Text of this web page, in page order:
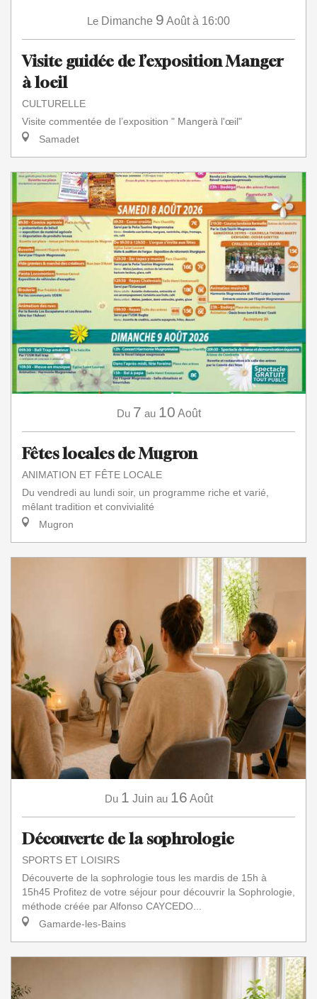
Le Dimanche 9 Août à 16:00
Visite guidée de l’exposition Manger
à loeil
CULTURELLE
Visite commentée de l’exposition " Mangerà l'œil"
Samadet
Du 7 au 10 Août
Fêtes locales de Mugron
ANIMATION ET FÊTE LOCALE
Du vendredi au lundi soir, un programme riche et varié,
mêlant tradition et convivialité
Mugron
Du 1 Juin au 16 Août
Découverte de la sophrologie
SPORTS ET LOISIRS
Découverte de la sophrologie tous les mardis de 15h à
15h45 Profitez de votre séjour pour découvrir la Sophrologie,
méthode créée par Alfonso CAYCEDO...
Gamarde-les-Bains